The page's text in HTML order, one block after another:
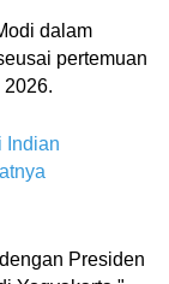
dalam
pertemuan
2026.
Indian
Presiden